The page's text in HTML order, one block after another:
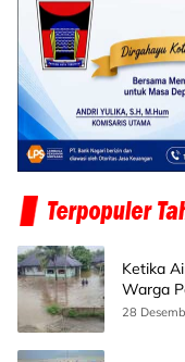
Ketika
Warga
Banjir
28